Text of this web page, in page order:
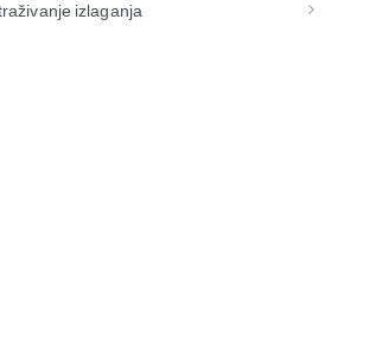
izlaganja